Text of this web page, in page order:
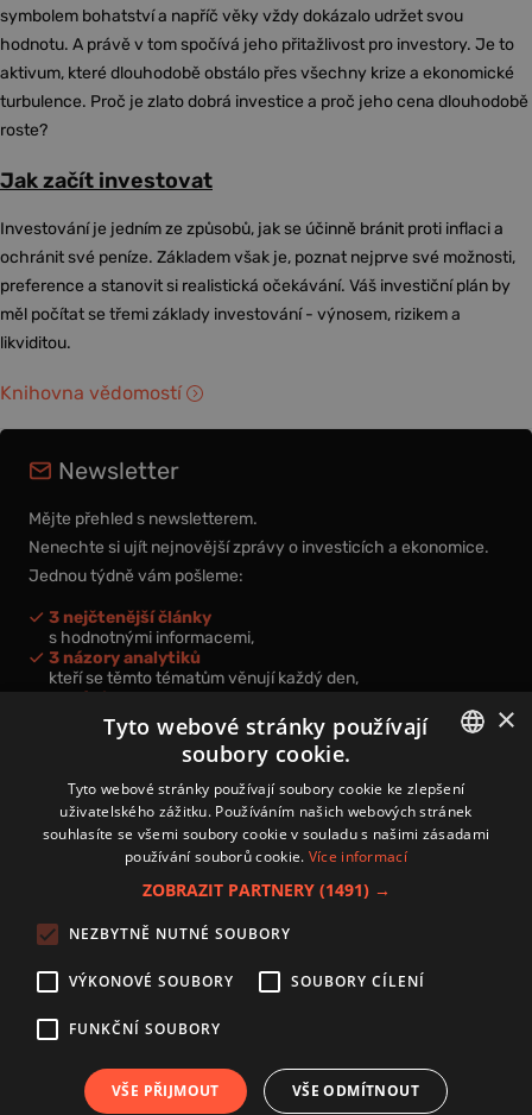
symbolem bohatství a napříč věky vždy dokázalo udržet svou
hodnotu. A právě v tom spočívá jeho přitažlivost pro investory. Je to
aktivum, které dlouhodobě obstálo přes všechny krize a ekonomické
turbulence. Proč je zlato dobrá investice a proč jeho cena dlouhodobě
roste?
Jak začít investovat
Investování je jedním ze způsobů, jak se účinně bránit proti inflaci a
ochránit své peníze. Základem však je, poznat nejprve své možnosti,
preference a stanovit si realistická očekávání. Váš investiční plán by
měl počítat se třemi základy investování - výnosem, rizikem a
likviditou.
Knihovna vědomostí
Newsletter
Mějte přehled s newsletterem.
Nenechte si ujít nejnovější zprávy o investicích a ekonomice.
Jednou týdně vám pošleme:
3 nejčtenější články
s hodnotnými informacemi,
3 názory analytiků
kteří se těmto tématům věnují každý den,
nová videa a podcasty
k prohloubení vašich znalostí.
Přihlášením k newsletteru vyjadřujete svůj souhlas spodmínkami
zpracování osobních údajů.
Zásady používání souborů cookies
Autoři
Nastavení cookies
CZECH
×
Tyto webové stránky používají
soubory cookie.
Tyto webové stránky používají soubory cookie ke zlepšení
uživatelského zážitku. Používáním našich webových stránek
souhlasíte se všemi soubory cookie v souladu s našimi zásadami
používání souborů cookie. Více informací
ZOBRAZIT PARTNERY (1491) →
NEZBYTNĚ NUTNÉ SOUBORY
VÝKONOVÉ SOUBORY SOUBORY CÍLENÍ
FUNKČNÍ SOUBORY
VŠE PŘIJMOUT VŠE ODMÍTNOUT